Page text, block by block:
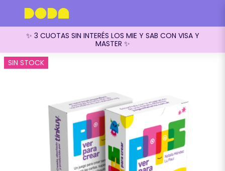
✨ 3 CUOTAS SIN INTERÉS LOS MIE Y SAB CON VISA Y
MASTER ✨
SIN STOCK